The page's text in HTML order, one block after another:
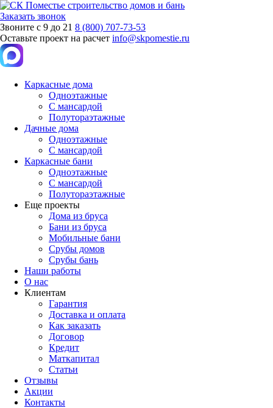
Заказать звонок
Звоните с 9 до 21 8 (800) 707-73-53
Оставьте проект на расчет info@skpomestie.ru
Каркасные дома
Одноэтажные
С мансардой
Полутораэтажные
Дачные дома
Одноэтажные
С мансардой
Каркасные бани
Одноэтажные
С мансардой
Полутораэтажные
Еще проекты
Дома из бруса
Бани из бруса
Мобильные бани
Срубы домов
Срубы бань
Наши работы
О нас
Клиентам
Гарантия
Доставка и оплата
Как заказать
Договор
Кредит
Маткапитал
Статьи
Отзывы
Акции
Контакты